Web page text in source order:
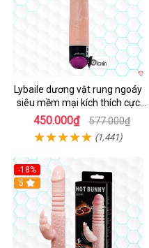
Lybaile dương vật rung ngoáy
siêu mềm mại kích thích cực
mạnh
450.000₫ 577.000₫
(1,441)
-18%
Hot
5